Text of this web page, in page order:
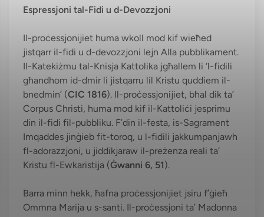
Espressjoni tal-Fidi u d-Devozzjoni
Il-proċessjonijiet huma wkoll mod kif wieħed
jistqarr il-fidi u d-devozzjoni lejn Alla pubblikament.
Il-Katekiżmu tal-Knisja Kattolika jgħallem li ‘l-fidili
għandhom id-dmir li jistqarru lil Kristu quddiem il-
bnedmin’ (CIC 1816). Il-proċessjonijiet, bħal dik ta’
Corpus Christi, huma mod kif il-Kattoliċi jesprimu
din il-fidi fil-pubbliku. F’din il-festa, is-Sagrament
Imqaddes jinġieb fit-toroq, u l-fidili jakkumpanjawh
fl-adorazzjoni, u jiddikjaraw il-preżenza reali ta’
Kristu fl-Ewkaristija (Ġwanni 6, 51).
Barra minn hekk, ħafna proċessjonijiet jsiru f’ġieħ
Ommna Marija u s-santi. Il-proċessjoni ta’ Madonna